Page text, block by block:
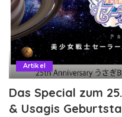
Artikel
Das Special zum
& Usagis